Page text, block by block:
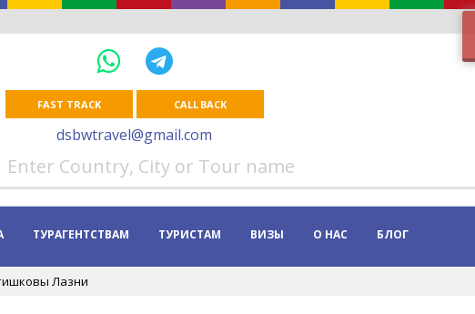
FAST TRACK CALL BACK
dsbwtravel@gmail.com
ТУРАГЕНТСТВАМ ТУРИСТАМ ВИЗЫ О НАС БЛОГ
Лазни